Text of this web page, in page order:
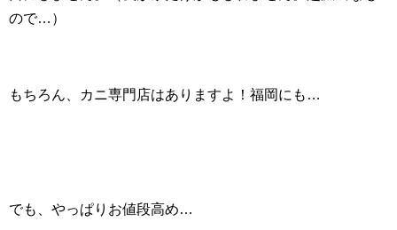
ので…）
もちろん、カニ専門店はありますよ！福岡にも…
でも、やっぱりお値段高め…